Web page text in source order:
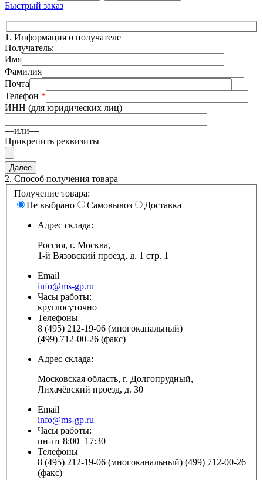
Быстрый заказ
1. Информация о получателе
Получатель:
Имя
Фамилия
Почта
Телефон *
ИНН (для юридических лиц)
—или—
Прикрепить реквизиты
2. Способ получения товара
Получение товара:
Не выбрано
Самовывоз
Доставка
Адрес склада:
Россия, г. Москва,
1-й Вязовский проезд, д. 1 стр. 1
Email
info@ms-gp.ru
Часы работы:
круглосуточно
Телефоны
8 (495) 212-19-06 (многоканальный)
(499) 712-00-26 (факс)
Адрес склада:
Московская область, г. Долгопрудный,
Лихачёвский проезд, д. 30
Email
info@ms-gp.ru
Часы работы:
пн-пт 8:00−17:30
Телефоны
8 (495) 212-19-06 (многоканальный) (499) 712-00-26
(факс)